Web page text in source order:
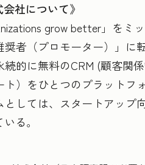
社について》
grow better」を
者（プロモーター）」に
続的に無料のCRM (顧客関
）をひとつのプラットフ
としては、スタートアップ
る。